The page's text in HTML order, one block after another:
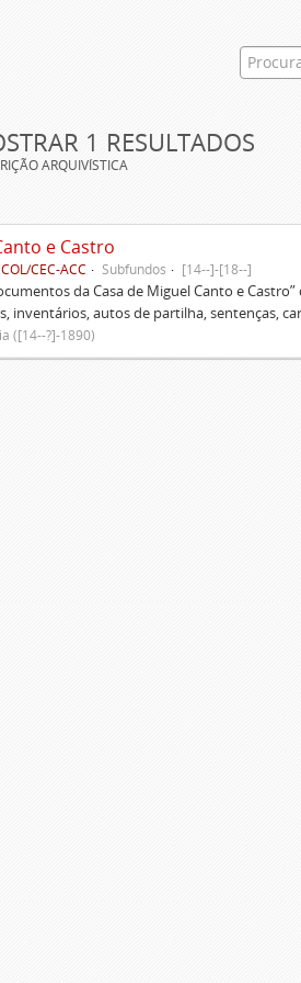
1 RESULTADOS
ARQUIVÍSTICA
e Castro
CEC-ACC Subfundos [14--]-[18--]
da Casa de Miguel Canto e
inventários, autos de partilha, sentenças,
([14--?]-1890)